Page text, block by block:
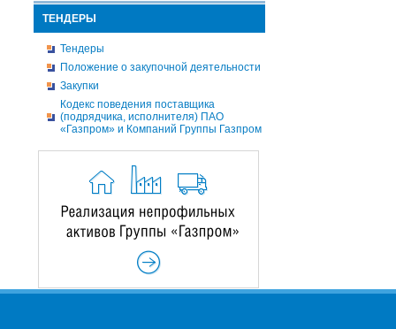
ТЕНДЕРЫ
Тендеры
Положение о закупочной деятельности
Закупки
Кодекс поведения поставщика
(подрядчика, исполнителя) ПАО
«Газпром» и Компаний Группы Газпром